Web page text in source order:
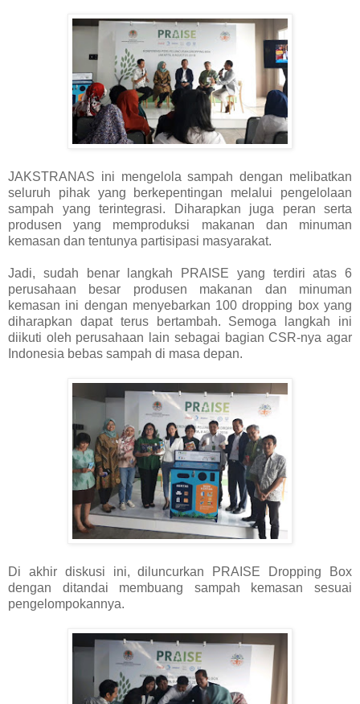
JAKSTRANAS ini mengelola sampah dengan melibatkan
seluruh pihak yang berkepentingan melalui pengelolaan
sampah yang terintegrasi. Diharapkan juga peran serta
produsen yang memproduksi makanan dan minuman
kemasan dan tentunya partisipasi masyarakat.
Jadi, sudah benar langkah PRAISE yang terdiri atas 6
perusahaan besar produsen makanan dan minuman
kemasan ini dengan menyebarkan 100 dropping box yang
diharapkan dapat terus bertambah. Semoga langkah ini
diikuti oleh perusahaan lain sebagai bagian CSR-nya agar
Indonesia bebas sampah di masa depan.
Di akhir diskusi ini, diluncurkan PRAISE Dropping Box
dengan ditandai membuang sampah kemasan sesuai
pengelompokannya.